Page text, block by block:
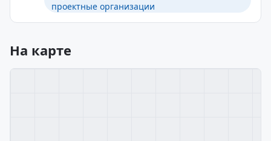
проектные организации
На карте